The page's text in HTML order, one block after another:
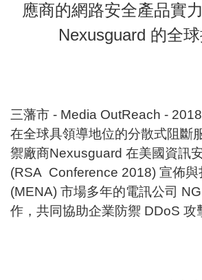
應商的網路安全產品實
Nexusguard 的全球
三藩市 - Media OutReach -
在全球具領導地位的分散式阻斷
禦廠商Nexusguard 在美國資訊
(RSA Conference 2018) 宣佈與
(MENA) 市場多年的電訊公司
作，共同協助企業防禦 DDoS 攻